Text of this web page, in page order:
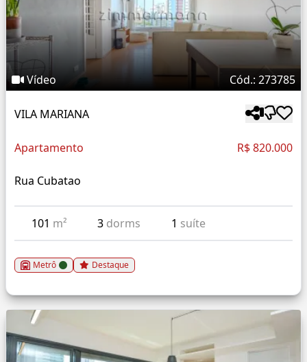
Vídeo Cód.: 273785
VILA MARIANA
Apartamento R$ 820.000
Rua Cubatao
101 m² 3 dorms 1 suíte
Metrô Destaque